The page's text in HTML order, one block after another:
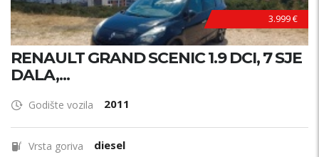
3.999 €
RENAULT GRAND SCENIC 1.9 DCI, 7 SJE
DALA,...
Godište vozila 2011
Vrsta goriva diesel